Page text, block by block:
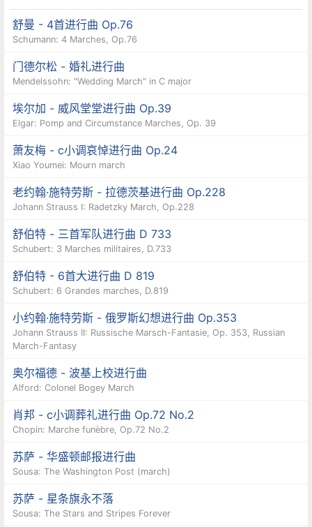
舒曼 - 4首进行曲 Op.76
Schumann: 4 Marches, Op.76
门德尔松 - 婚礼进行曲
Mendelssohn: "Wedding March" in C major
埃尔加 - 威风堂堂进行曲 Op.39
Elgar: Pomp and Circumstance Marches, Op. 39
萧友梅 - c小调哀悼进行曲 Op.24
Xiao Youmei: Mourn march
老约翰·施特劳斯 - 拉德茨基进行曲 Op.228
Johann Strauss I: Radetzky March, Op.228
舒伯特 - 三首军队进行曲 D 733
Schubert: 3 Marches militaires, D.733
舒伯特 - 6首大进行曲 D 819
Schubert: 6 Grandes marches, D.819
小约翰·施特劳斯 - 俄罗斯幻想进行曲 Op.353
Johann Strauss II: Russische Marsch-Fantasie, Op. 353, Russian
March-Fantasy
奥尔福德 - 波基上校进行曲
Alford: Colonel Bogey March
肖邦 - c小调葬礼进行曲 Op.72 No.2
Chopin: Marche funèbre, Op.72 No.2
苏萨 - 华盛顿邮报进行曲
Sousa: The Washington Post (march)
苏萨 - 星条旗永不落
Sousa: The Stars and Stripes Forever